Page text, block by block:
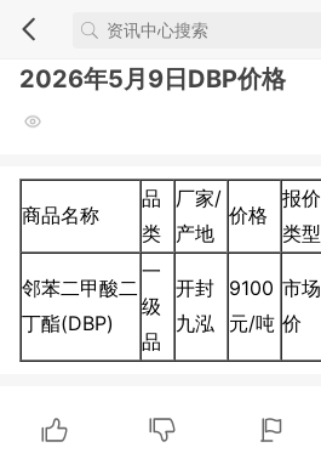
2026年5月9日DBP价格
商品名称
品
类
厂家/
产地
价格
报价
类型
邻苯二甲酸二
丁酯(DBP)
一
级
品
开封
九泓
9100
元/吨
市场
价